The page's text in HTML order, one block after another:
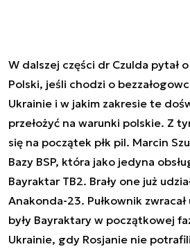
W dalszej części dr Czulda pytał
Polski, jeśli chodzi o
Ukrainie i w jakim zakresie te
przełożyć na warunki polskie. Z
się na początek płk pil. Marcin
Bazy BSP, która jako jedyna
Bayraktar TB2. Brały one już
Anakonda-23. Pułkownik
były Bayraktary w początkowej
Ukrainie, gdy Rosjanie nie